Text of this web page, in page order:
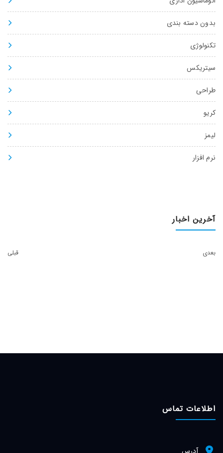
بدون دسته بندی
تکنولوژی
سیتریکس
طراحی
کریو
لیمز
نرم افزار
آخرین اخبار
قبلی بعدی
اطلاعات تماس